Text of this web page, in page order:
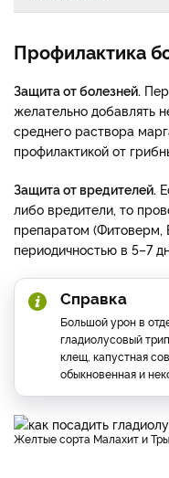
Профилактика
Защита от болезней.
желательно добавлять
среднего раствора
профилактикой от
Защита от вредителей.
либо вредители, то
препаратом (Фитоверм,
периодичностью в 5–7
Справка
Большой урон в
гладиолусовый
клещ, капустная
обыкновенная и
Желтые сорта Малахит и